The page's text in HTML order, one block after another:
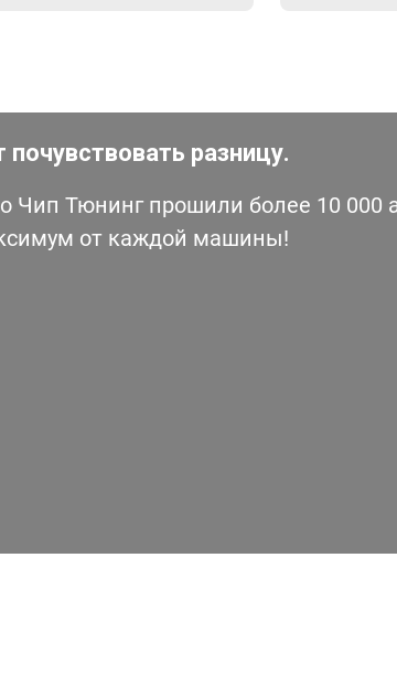
разницу.
Чип Тюнинг прошили более 10 000
от каждой машины!